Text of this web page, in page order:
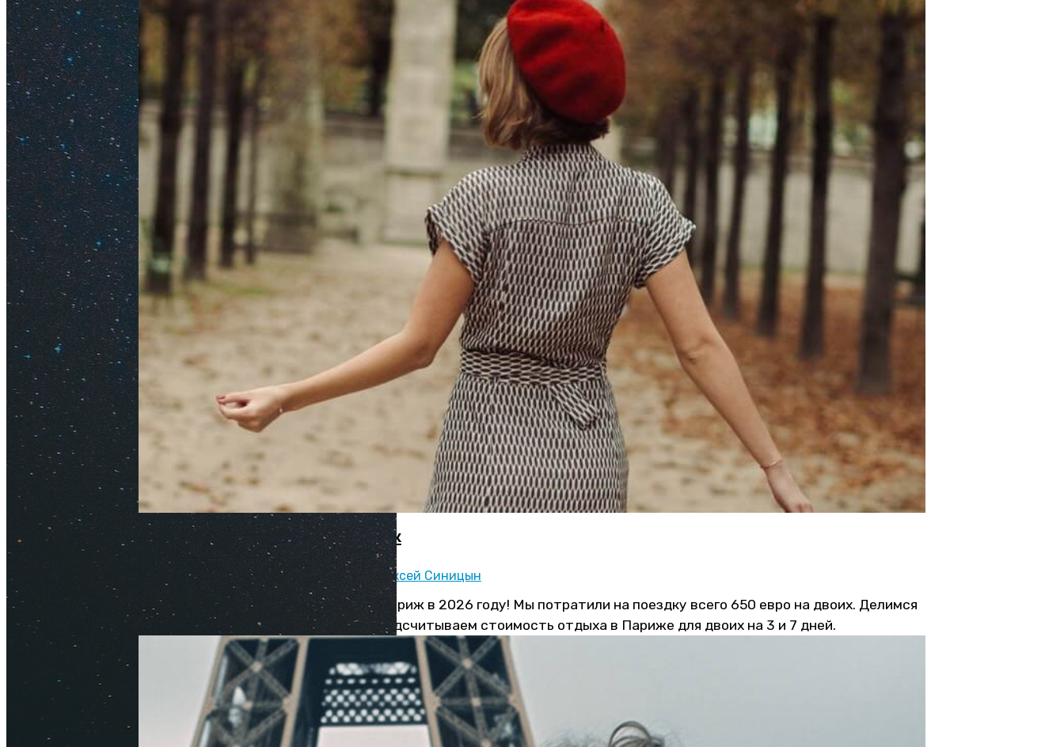
Сколько стоит поездка в Париж
Автор: Алексей Синицын
Обновлено: 30 апреля 2026
Узнайте, сколько стоит съездить в Париж в 2026 году! Мы потратили на поездку всего 650 евро на двоих. Делимся
советами и рассказываем о ценах. Подсчитываем стоимость отдыха в Париже для двоих на 3 и 7 дней.